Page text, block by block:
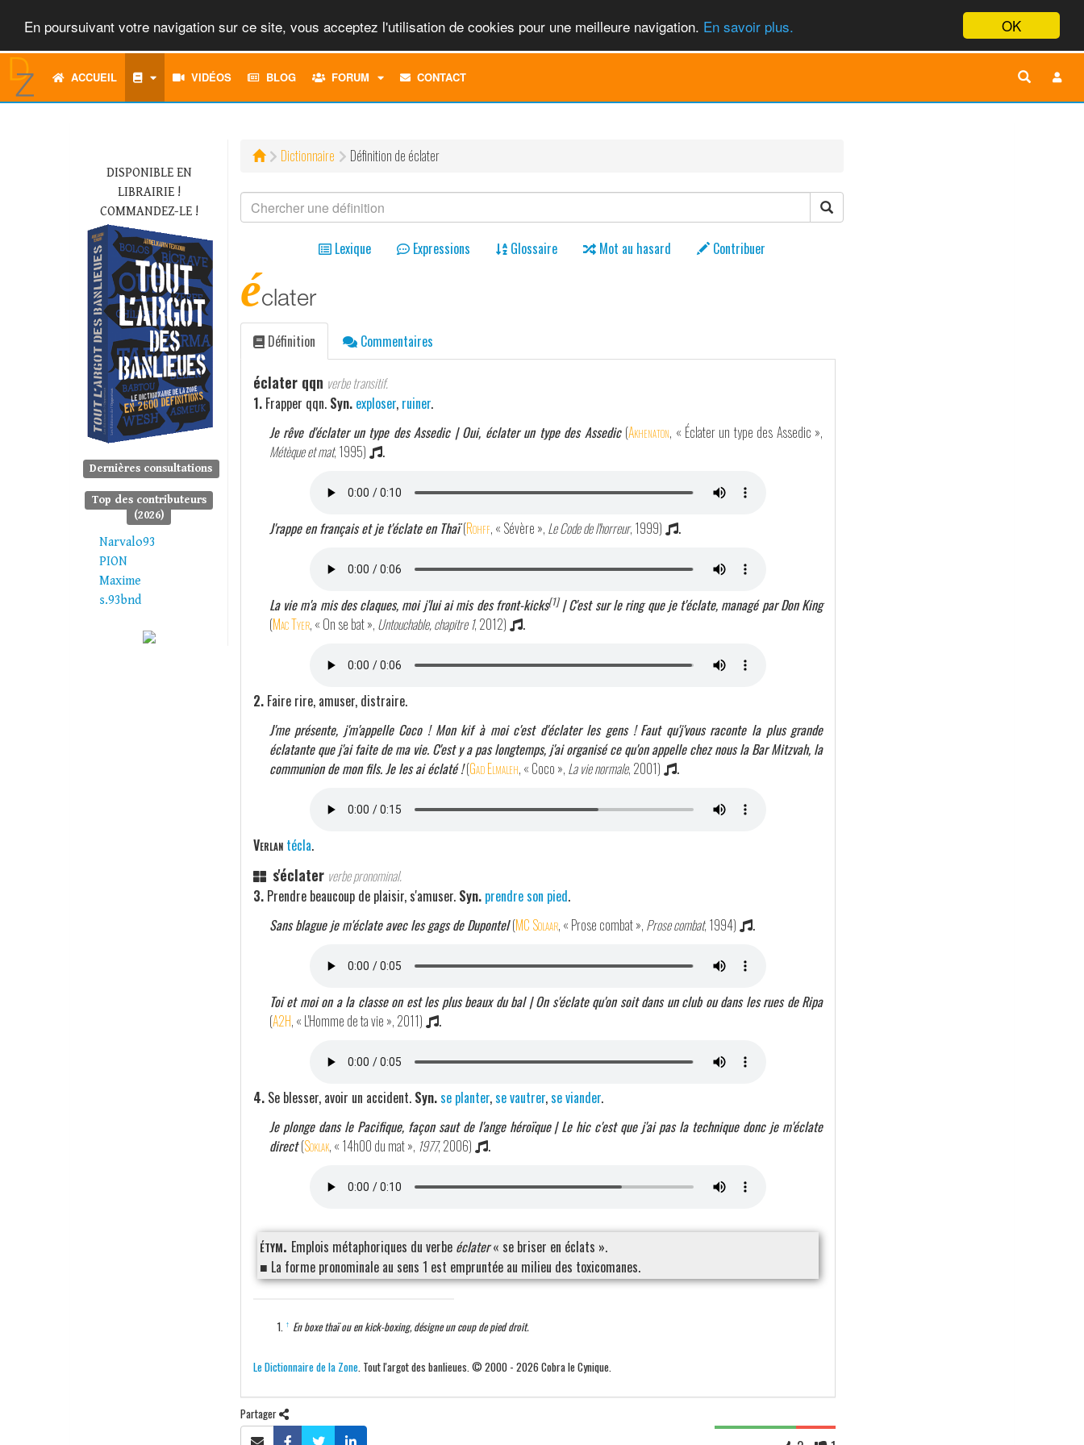
OK
En poursuivant votre navigation sur ce site, vous acceptez l'utilisation de cookies pour une meilleure navigation. En savoir plus.
ACCUEIL VIDÉOS BLOG FORUM
TOGGLECONTACT
DISPONIBLE EN
LIBRAIRIE !
COMMANDEZ-LE !
Dernières consultations
Top des contributeurs
(2026)
Narvalo93
PION
Maxime
s.93bnd
Dictionnaire Définition de éclater
Lexique Expressions Glossaire Mot au hasard Contribuer
éclater
Définition Commentaires
éclater qqn verbe transitif.
1. Frapper qqn. Syn. exploser, ruiner.
Je rêve d'éclater un type des Assedic | Oui, éclater un type des Assedic (Akhenaton, « Éclater un type des Assedic »,
Métèque et mat, 1995) .
J'rappe en français et je t'éclate en Thaï(Rohff, « Sévère », Le Code de l'horreur, 1999) .
La vie m'a mis des claques, moi j'lui ai mis des front-kicks[1]| C'est sur le ring que je t'éclate, managé par Don King
(Mac Tyer, « On se bat », Untouchable, chapitre 1, 2012) .
2. Faire rire, amuser, distraire.
J'me présente, j'm'appelle Coco ! Mon kif à moi c'est d'éclater les gens ! Faut qu'j'vous raconte la plus grande
éclatante que j'ai faite de ma vie. C'est y a pas longtemps, j'ai organisé ce qu'on appelle chez nous la Bar Mitzvah, la
communion de mon fils. Je les ai éclaté ! (Gad Elmaleh, « Coco », La vie normale, 2001) .
Verlan técla.
s'éclater verbe pronominal.
3. Prendre beaucoup de plaisir, s'amuser. Syn. prendre son pied.
Sans blague je m'éclate avec les gags de Dupontel (MC Solaar, « Prose combat », Prose combat, 1994) .
Toi et moi on a la classe on est les plus beaux du bal | On s'éclate qu'on soit dans un club ou dans les rues de Ripa
(A2H, « L'Homme de ta vie », 2011) .
4. Se blesser, avoir un accident. Syn.se planter,se vautrer,se viander.
Je plonge dans le Pacifique, façon saut de l'ange héroïque | Le hic c'est que j'ai pas la technique donc je m'éclate
direct (Soklak, « 14h00 du mat », 1977, 2006) .
étym. Emplois métaphoriques du verbe éclater« se briser en éclats ».
■ La forme pronominale au sens 1 est empruntée au milieu des toxicomanes.
↑ En boxe thaï ou en kick-boxing, désigne un coup de pied droit.
Le Dictionnaire de la Zone. Tout l'argot des banlieues. © 2000 - 2026 Cobra le Cynique.
Partager